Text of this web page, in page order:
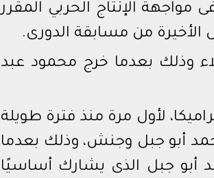
الإنتاج الحربي المقرر
الأخيرة من مسابقة الدورى.
وذلك بعدما خرج محمود عبد
لأول مرة منذ فترة طويلة
أبو جبل وجنش، وذلك بعدما
أبو جبل الذى يشارك أساسيًا